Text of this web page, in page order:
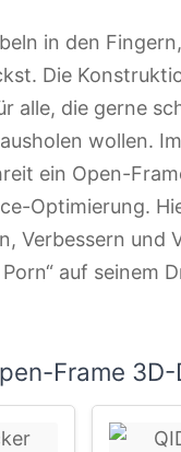
in den
Die
alle, die gerne
wollen.
ein Open-
Optimierung.
Verbessern und
auf seinem
Frame